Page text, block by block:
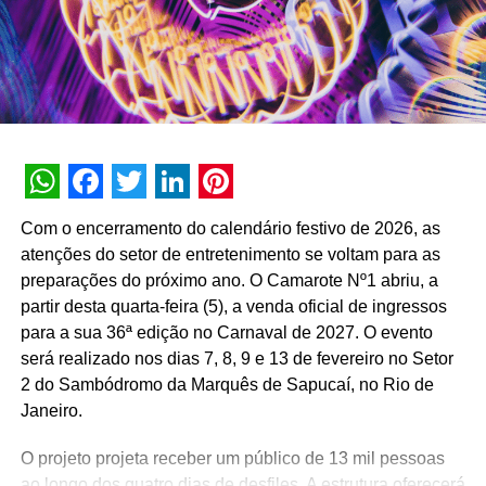
do jogo.
A ativação da marca no Hydra 1008 será realizada no dia
31 de março no Twitch. Entre os participantes estão os
youtubersCauê Moura,Rato Borrachudo, Stereoonline a
Salvo)
e o streamerSkipinho
Matéria publicada no portal de notícias AdNews. Se
quiser mais informações sobre o mundo da publicidade e
do marketing acesse:https://adnews.com.br/
TÓPICOS RELACIONADOS:
Skol e Wesley Safadão lançam clipe do Hit
Estourado
NÃO PERCA
Magazine Luiza compra portal de conteúdo sobre
WhatsApp
Facebook
Twitter
LinkedIn
Pinterest
Com o encerramento do calendário festivo de 2026, as
atenções do setor de entretenimento se voltam para as
preparações do próximo ano. O Camarote Nº1 abriu, a
partir desta quarta-feira (5), a venda oficial de ingressos
para a sua 36ª edição no Carnaval de 2027. O evento
será realizado nos dias 7, 8, 9 e 13 de fevereiro no Setor
2 do Sambódromo da Marquês de Sapucaí, no Rio de
Janeiro.
O projeto projeta receber um público de 13 mil pessoas